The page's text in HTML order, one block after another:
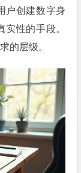
户创建数字身
性的手段。
的层级。